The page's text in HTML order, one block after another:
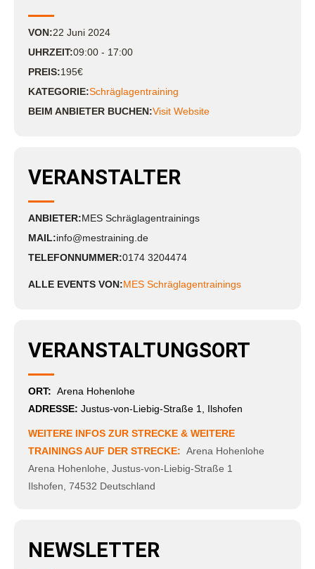
VON:22 Juni 2024
UHRZEIT:09:00 - 17:00
PREIS:195€
KATEGORIE:Schräglagentraining
BEIM ANBIETER BUCHEN:Visit Website
VERANSTALTER
ANBIETER:MES Schräglagentrainings
MAIL:info@mestraining.de
TELEFONNUMMER:0174 3204474
ALLE EVENTS VON:MES Schräglagentrainings
VERANSTALTUNGSORT
ORT: Arena Hohenlohe
ADRESSE: Justus-von-Liebig-Straße 1, Ilshofen
WEITERE INFOS ZUR STRECKE & WEITERE
TRAININGS AUF DER STRECKE: Arena Hohenlohe
Arena Hohenlohe, Justus-von-Liebig-Straße 1
Ilshofen, 74532 Deutschland
NEWSLETTER